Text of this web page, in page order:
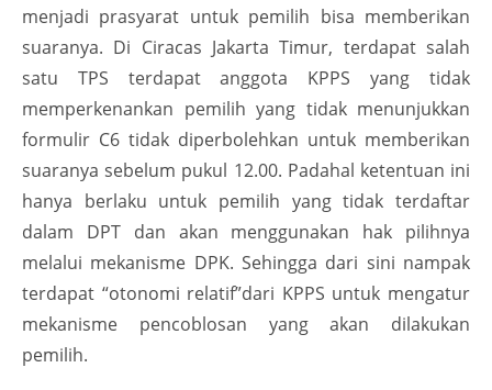
menjadi prasyarat untuk pemilih bisa memberikan
suaranya. Di Ciracas Jakarta Timur, terdapat salah
satu TPS terdapat anggota KPPS yang tidak
memperkenankan pemilih yang tidak menunjukkan
formulir C6 tidak diperbolehkan untuk memberikan
suaranya sebelum pukul 12.00. Padahal ketentuan ini
hanya berlaku untuk pemilih yang tidak terdaftar
dalam DPT dan akan menggunakan hak pilihnya
melalui mekanisme DPK. Sehingga dari sini nampak
terdapat “otonomi relatif”dari KPPS untuk mengatur
mekanisme pencoblosan yang akan dilakukan
pemilih.